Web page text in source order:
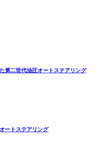
第二世代油圧オートステアリング
ートステアリング